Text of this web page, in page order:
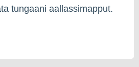
tungaani aallassimapput.